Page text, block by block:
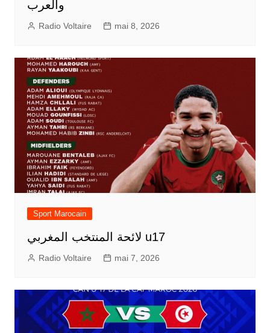
والعرب
Radio Voltaire mai 8, 2026
Sport Marocain
لائحة المنتخب المغربي u17
Radio Voltaire mai 7, 2026